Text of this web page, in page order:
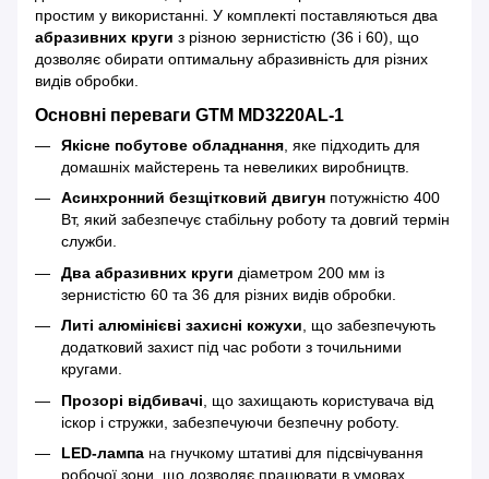
простим у використанні. У комплекті поставляються два
абразивних круги з різною зернистістю (36 і 60), що
дозволяє обирати оптимальну абразивність для різних
видів обробки.
Основні переваги GTM MD3220AL-1
Якісне побутове обладнання , яке підходить для
домашніх майстерень та невеликих виробництв.
Асинхронний безщітковий двигун потужністю 400
Вт, який забезпечує стабільну роботу та довгий термін
служби.
Два абразивних круги діаметром 200 мм із
зернистістю 60 та 36 для різних видів обробки.
Литі алюмінієві захисні кожухи , що забезпечують
додатковий захист під час роботи з точильними
кругами.
Прозорі відбивачі , що захищають користувача від
іскор і стружки, забезпечуючи безпечну роботу.
LED-лампа на гнучкому штативі для підсвічування
робочої зони, що дозволяє працювати в умовах